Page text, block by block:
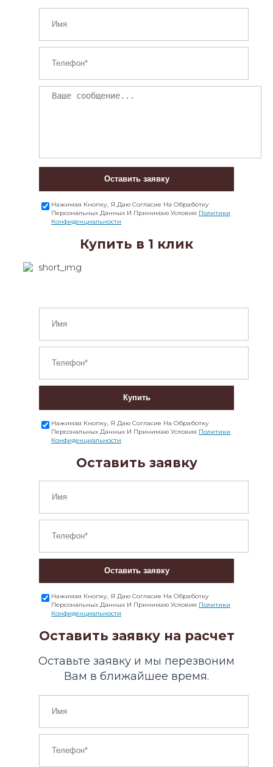
Оставить заявку
Нажимая Кнопку, Я Даю Согласие На Обработку
Персональных Данных И Принимаю Условия Политики
Конфиденциальности
Купить в 1 клик
Купить
Нажимая Кнопку, Я Даю Согласие На Обработку
Персональных Данных И Принимаю Условия Политики
Конфиденциальности
Оставить заявку
Оставить заявку
Нажимая Кнопку, Я Даю Согласие На Обработку
Персональных Данных И Принимаю Условия Политики
Конфиденциальности
Оставить заявку на расчет
Оставьте заявку и мы перезвоним
Вам в ближайшее время.